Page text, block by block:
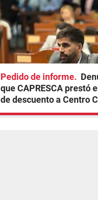
Pedido de informe
que CAPRESCA prestó
de descuento a Centro